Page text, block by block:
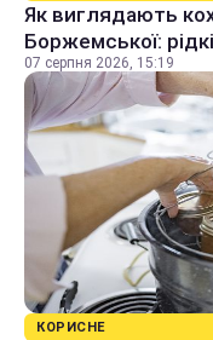
Як виглядають
Боржемської:
07 серпня 2026, 15:19
КОРИСНЕ